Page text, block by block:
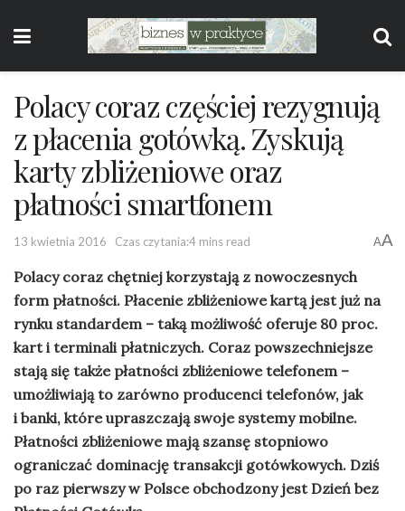
Polacy coraz częściej rezygnują
z płacenia gotówką. Zyskują
karty zbliżeniowe oraz
płatności smartfonem
13 kwietnia 2016 Czas czytania:4 mins read AA
Polacy coraz chętniej korzystają z nowoczesnych
form płatności. Płacenie zbliżeniowe kartą jest już na
rynku standardem – taką możliwość oferuje 80 proc.
kart i terminali płatniczych. Coraz powszechniejsze
stają się także płatności zbliżeniowe telefonem –
umożliwiają to zarówno producenci telefonów, jak
i banki, które upraszczają swoje systemy mobilne.
Płatności zbliżeniowe mają szansę stopniowo
ograniczać dominację transakcji gotówkowych. Dziś
po raz pierwszy w Polsce obchodzony jest Dzień bez